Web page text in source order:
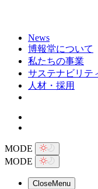
News
博報堂について
私たちの事業
サステナビリテ
人材・採用
MODE
MODE
CloseMenu